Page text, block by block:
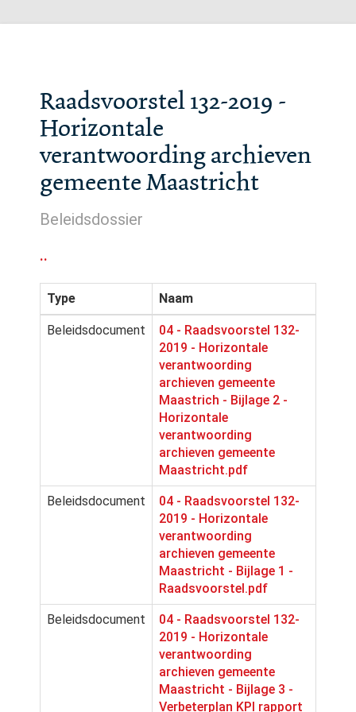
Raadsvoorstel 132-2019 -
Horizontale
verantwoording archieven
gemeente Maastricht
Beleidsdossier
..
Type Naam
Beleidsdocument
04 - Raadsvoorstel 132-
2019 - Horizontale
verantwoording
archieven gemeente
Maastrich - Bijlage 2 -
Horizontale
verantwoording
archieven gemeente
Maastricht.pdf
Beleidsdocument
04 - Raadsvoorstel 132-
2019 - Horizontale
verantwoording
archieven gemeente
Maastricht - Bijlage 1 -
Raadsvoorstel.pdf
Beleidsdocument
04 - Raadsvoorstel 132-
2019 - Horizontale
verantwoording
archieven gemeente
Maastricht - Bijlage 3 -
Verbeterplan KPI rapport